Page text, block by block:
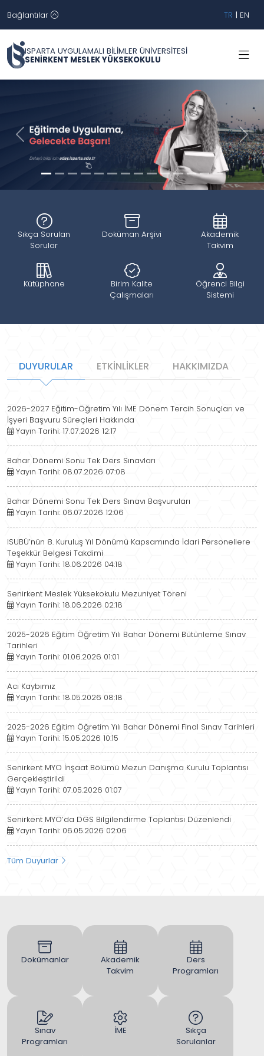
Bağlantılar TR | EN
ISPARTA UYGULAMALI BİLİMLER ÜNİVERSİTESİ
SENİRKENT MESLEK YÜKSEKOKULU
Geri İleri
Sıkça Sorulan
Sorular
Doküman Arşivi
Akademik
Takvim
Kütüphane
Birim Kalite
Çalışmaları
Öğrenci Bilgi
Sistemi
DUYURULAR ETKİNLİKLER HAKKIMIZDA
2026-2027 Eğitim-Öğretim Yılı İME Dönem Tercih Sonuçları ve
İşyeri Başvuru Süreçleri Hakkında
Yayın Tarihi: 17.07.2026 12:17
Bahar Dönemi Sonu Tek Ders Sınavları
Yayın Tarihi: 08.07.2026 07:08
Bahar Dönemi Sonu Tek Ders Sınavı Başvuruları
Yayın Tarihi: 06.07.2026 12:06
ISUBÜ’nün 8. Kuruluş Yıl Dönümü Kapsamında İdari Personellere
Teşekkür Belgesi Takdimi
Yayın Tarihi: 18.06.2026 04:18
Senirkent Meslek Yüksekokulu Mezuniyet Töreni
Yayın Tarihi: 18.06.2026 02:18
2025-2026 Eğitim Öğretim Yılı Bahar Dönemi Bütünleme Sınav
Tarihleri
Yayın Tarihi: 01.06.2026 01:01
Acı Kaybımız
Yayın Tarihi: 18.05.2026 08:18
2025-2026 Eğitim Öğretim Yılı Bahar Dönemi Final Sınav Tarihleri
Yayın Tarihi: 15.05.2026 10:15
Senirkent MYO İnşaat Bölümü Mezun Danışma Kurulu Toplantısı
Gerçekleştirildi
Yayın Tarihi: 07.05.2026 01:07
Senirkent MYO’da DGS Bilgilendirme Toplantısı Düzenlendi
Yayın Tarihi: 06.05.2026 02:06
Tüm Duyurlar
Dokümanlar
Akademik
Takvim
Ders
Programları
Sınav
Programları
İME
Sıkça
Sorulanlar